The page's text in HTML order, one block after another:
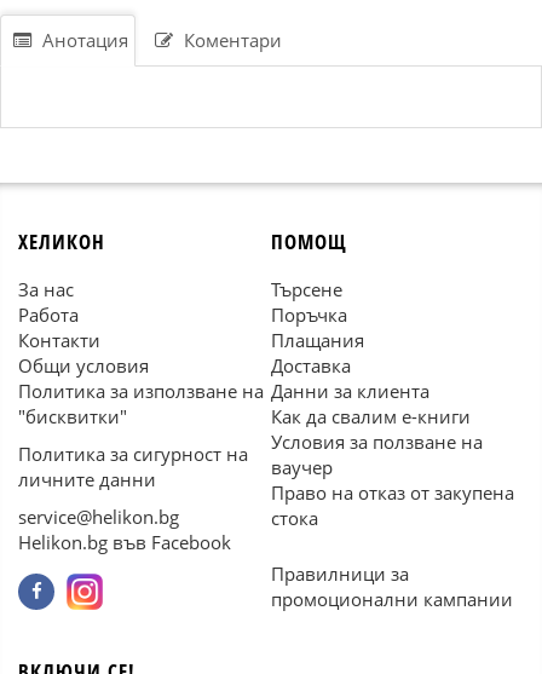
Анотация Коментари
ХЕЛИКОН
За нас
Работа
Контакти
Общи условия
Политика за използване на
"бисквитки"
Политика за сигурност на
личните данни
service@helikon.bg
Helikon.bg във Facebook
ПОМОЩ
Търсене
Поръчка
Плащания
Доставка
Данни за клиента
Как да свалим е-книги
Условия за ползване на
ваучер
Право на отказ от закупена
стока
Правилници за
промоционални кампании